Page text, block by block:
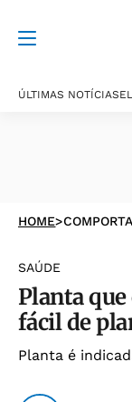
ÚLTIMAS NOTÍCIAS
HOME>
SAÚDE
Planta que
fácil de
Planta é